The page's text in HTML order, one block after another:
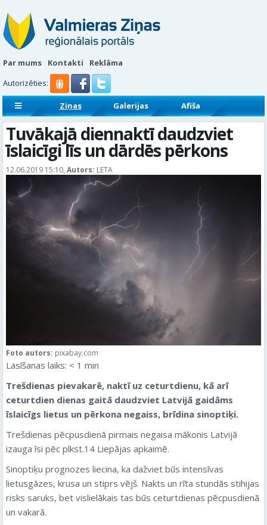
Par mums Kontakti
Reklāma
Autorizēties:
Ziņas Galerijas
Afiša
Sludinājumi
Reklāmraksti
Tuvākajā diennaktī daudzviet
īslaicīgi līs un dārdēs pērkons
12.06.2019 15:10, Autors: LETA
Foto autors: pixabay.com
Lasīšanas laiks: < 1 min
Trešdienas pievakarē, naktī uz ceturtdienu, kā arī
ceturtdien dienas gaitā daudzviet Latvijā gaidāms
īslaicīgs lietus un pērkona negaiss, brīdina sinoptiķi.
Trešdienas pēcpusdienā pirmais negaisa mākonis Latvijā
izauga īsi pēc plkst.14 Liepājas apkaimē.
Sinoptiķu prognozes liecina, ka dažviet būs intensīvas
lietusgāzes, krusa un stiprs vējš. Nakts un rīta stundās stihijas
risks saruks, bet vislielākais tas būs ceturtdienas pēcpusdienā
un vakarā.